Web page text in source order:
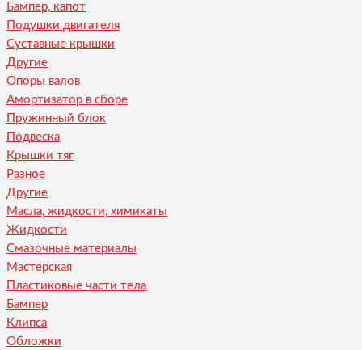
Бампер, капот
Подушки двигателя
Суставные крышки
Другие
Опоры валов
Амортизатор в сборе
Пружинный блок
Подвеска
Крышки тяг
Разное
Другие
Масла, жидкости, химикаты
Жидкости
Смазочные материалы
Мастерская
Пластиковые части тела
Бампер
Клипса
Обложки